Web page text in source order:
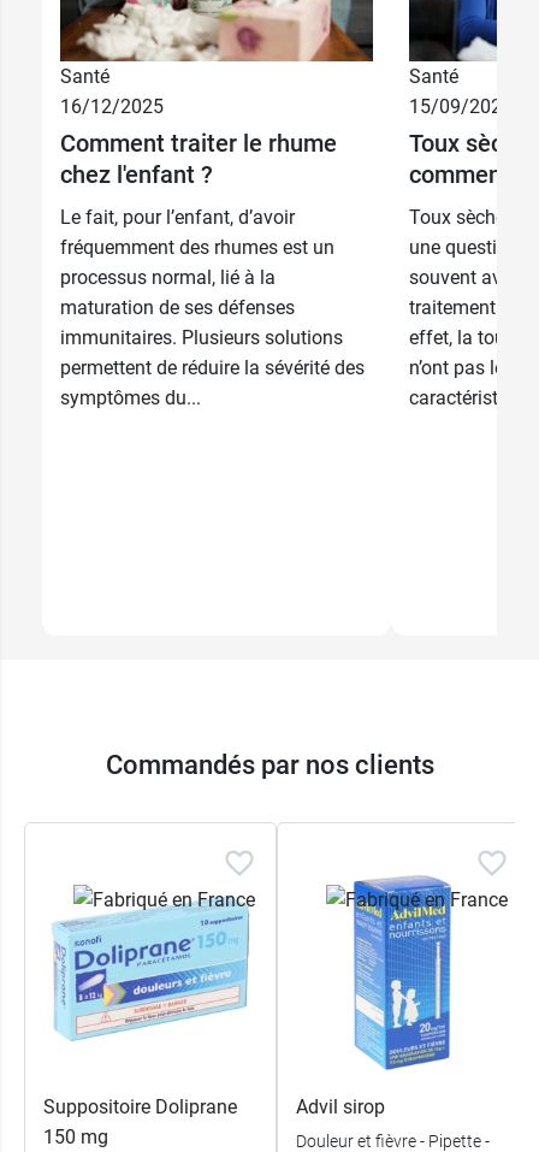
2,49 €
15 CH 2,49 €
Santé
16/12/2025
Comment traiter le rhume
chez l'enfant ?
Le fait, pour l’enfant, d’avoir
fréquemment des rhumes est un
processus normal, lié à la
maturation de ses défenses
immunitaires. Plusieurs solutions
permettent de réduire la sévérité des
symptômes du...
Santé
15/09/2025
Toux
comment
Toux sèche ou
une question
souvent avant
traitement
effet, la toux
n’ont pas les
Commandés par nos clients
Suppositoire Doliprane
150 mg
Advil sirop
Douleur et fièvre - Pipette -